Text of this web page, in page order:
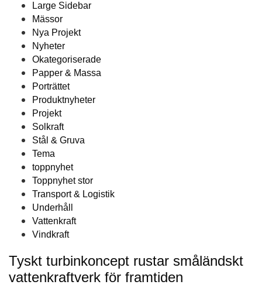
Large Sidebar
Mässor
Nya Projekt
Nyheter
Okategoriserade
Papper & Massa
Porträttet
Produktnyheter
Projekt
Solkraft
Stål & Gruva
Tema
toppnyhet
Toppnyhet stor
Transport & Logistik
Underhåll
Vattenkraft
Vindkraft
Tyskt turbinkoncept rustar småländskt
vattenkraftverk för framtiden